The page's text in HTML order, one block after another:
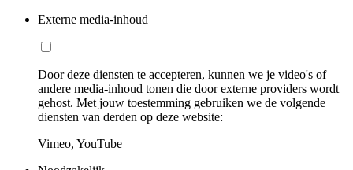
Externe media-inhoud
Door deze diensten te accepteren, kunnen we je video's of
andere media-inhoud tonen die door externe providers wordt
gehost. Met jouw toestemming gebruiken we de volgende
diensten van derden op deze website:
Vimeo, YouTube